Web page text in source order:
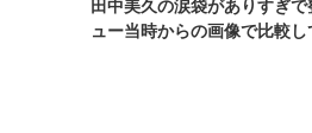
田中美久の涙袋がありすぎ
ュー当時からの画像で比較し